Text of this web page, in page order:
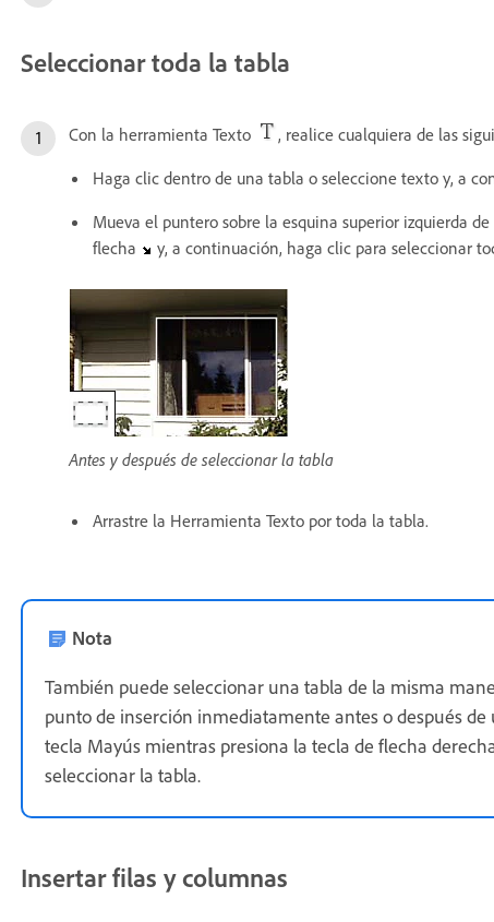
Seleccionar toda la tabla
Con la herramienta Texto
, realice cualquiera de las
Haga clic dentro de una tabla o seleccione texto y, a
Mueva el puntero sobre la esquina superior izquierda
flecha
y, a continuación, haga clic para seleccionar
Antes y después de seleccionar la tabla
Arrastre la Herramienta Texto por toda la tabla.
Nota
También puede seleccionar una tabla de la misma
punto de inserción inmediatamente antes o después
tecla Mayús mientras presiona la tecla de flecha
seleccionar la tabla.
Insertar filas y columnas